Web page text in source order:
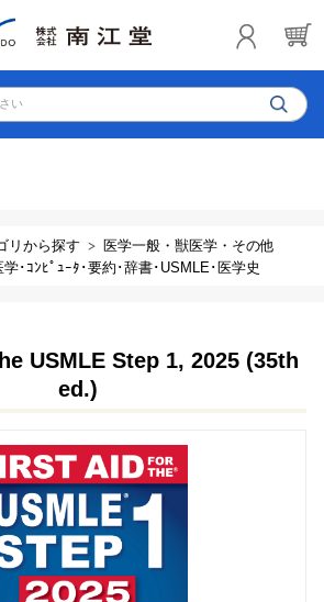
い
リから探す
医学一般・獣医学・その他
･ｺﾝﾋﾟｭｰﾀ･要約･辞書･USMLE･医学史
USMLE Step 1, 2025 (35th
ed.)